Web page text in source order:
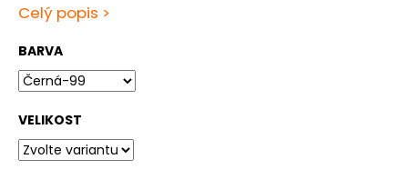
Celý popis >
BARVA
VELIKOST
o
p
o
r
u
č